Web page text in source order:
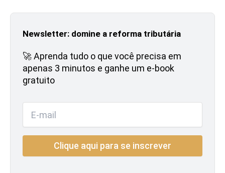
Newsletter: domine a reforma tributária
🚀 Aprenda tudo o que você precisa em
apenas 3 minutos e ganhe um e-book
gratuito